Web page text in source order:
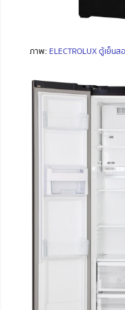
ภาพ: ELECTROLUX ตู้เย็น